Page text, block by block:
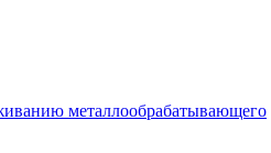
металлообрабатывающего